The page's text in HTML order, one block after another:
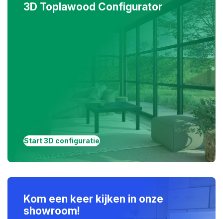
3D Toplawood Configurator
Start 3D configuratie
Kom een keer kijken in onze
showroom!